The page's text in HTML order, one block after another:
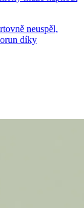
neuspěl,
díky